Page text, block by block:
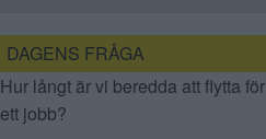
DAGENS FRÅGA
Hur långt är vi beredda att flytta för
ett jobb?